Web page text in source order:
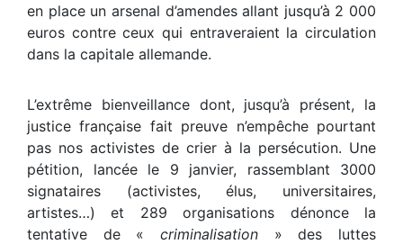
en place un arsenal d’amendes allant jusqu’à 2 000
euros contre ceux qui entraveraient la circulation
dans la capitale allemande.
L’extrême bienveillance dont, jusqu’à présent, la
justice française fait preuve n’empêche pourtant
pas nos activistes de crier à la persécution. Une
pétition, lancée le 9 janvier, rassemblant 3000
signataires (activistes, élus, universitaires,
artistes…) et 289 organisations dénonce la
tentative de « criminalisation » des luttes